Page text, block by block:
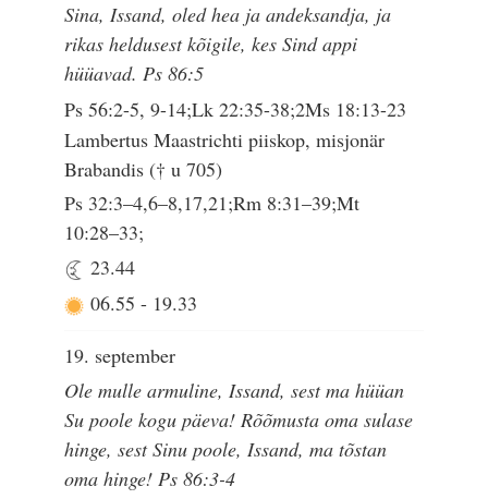
Sina, Issand, oled hea ja andeksandja, ja
rikas heldusest kõigile, kes Sind appi
hüüavad. Ps 86:5
Ps 56:2-5, 9-14;Lk 22:35-38;2Ms 18:13-23
Lambertus Maastrichti piiskop, misjonär
Brabandis († u 705)
Ps 32:3–4,6–8,17,21;Rm 8:31–39;Mt
10:28–33;
23.44
06.55 - 19.33
19. september
Ole mulle armuline, Issand, sest ma hüüan
Su poole kogu päeva! Rõõmusta oma sulase
hinge, sest Sinu poole, Issand, ma tõstan
oma hinge! Ps 86:3-4